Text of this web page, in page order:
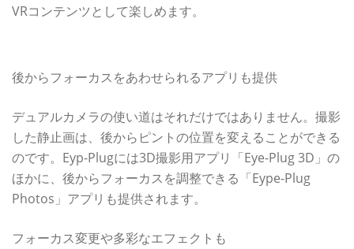
VRコンテンツとして楽しめます。
後からフォーカスをあわせられるアプリも提供
デュアルカメラの使い道はそれだけではありません。撮影
した静止画は、後からピントの位置を変えることができる
のです。Eyp-Plugには3D撮影用アプリ「Eye-Plug 3D」の
ほかに、後からフォーカスを調整できる「Eype-Plug
Photos」アプリも提供されます。
フォーカス変更や多彩なエフェクトも